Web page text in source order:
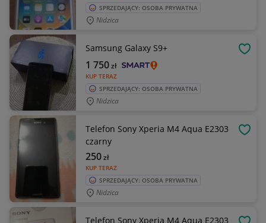
SPRZEDAJĄCY: OSOBA PRYWATNA
Nidzica
Samsung Galaxy S9+
KUP TERAZ
1 750zł
SPRZEDAJĄCY: OSOBA PRYWATNA
Nidzica
Telefon Sony Xperia M4 Aqua E2303
czarny
KUP TERAZ
250zł
SPRZEDAJĄCY: OSOBA PRYWATNA
Nidzica
Telefon Sony Xperia M4 Aqua E2303